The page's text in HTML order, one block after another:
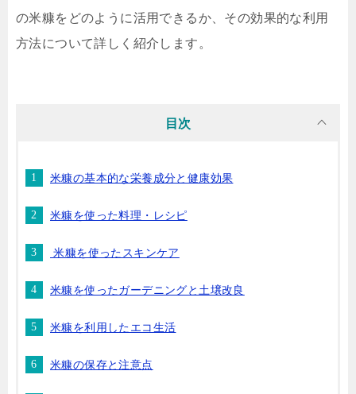
の米糠をどのように活用できるか、その効果的な利用
方法について詳しく紹介します。
目次
米糠の基本的な栄養成分と健康効果
米糠を使った料理・レシピ
米糠を使ったスキンケア
米糠を使ったガーデニングと土壌改良
米糠を利用したエコ生活
米糠の保存と注意点